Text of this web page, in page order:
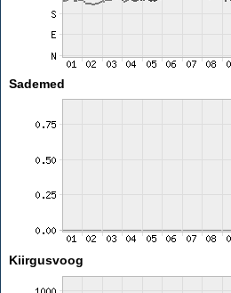
Sademed
Kiirgusvoog